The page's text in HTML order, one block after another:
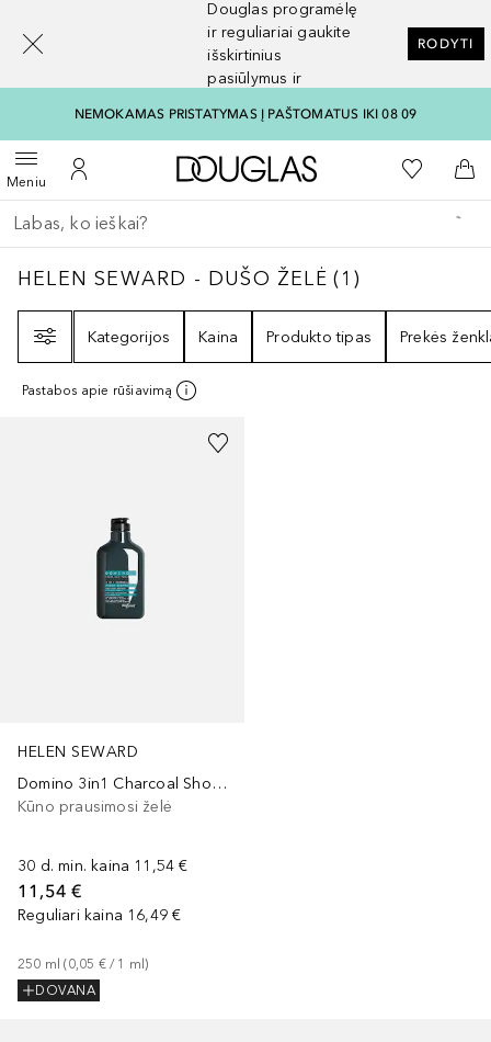
Douglas programėlę
ir reguliariai gaukite
išskirtinius
pasiūlymus ir
RODYTI
NEMOKAMAS PRISTATYMAS Į PAŠTOMATUS IKI 08 09
MeniuAtidaryti meniuĮ mano paskyrą
Į Douglas pagrindinį
Į mano
Į
Grįžk atgal
Vykdykite paiešką
HELEN SEWARD - DUŠO ŽELĖ 1
HELEN SEWARD - DUŠO ŽELĖ (1 )
Kategorijos
Kaina Produkto tipas Prekės
Pastabos apie rūšiavimą
HELEN SEWARD
Domino 3in1 Charcoal Shower Shampoo
Kūno prausimosi želė
30 d. min. kaina 11,54 €
11,54 €
Reguliari kaina 16,49 €
250 ml (0,05 € / 1 ml)
DOVANA
[navigation.slideout.screenreader]